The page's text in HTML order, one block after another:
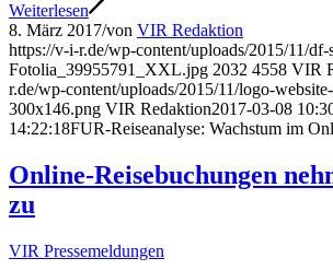
Weiterlesen
8. März 2017/von VIR Redaktion
https://v-i-r.de/wp-content/uploads/2015/11/
Fotolia_39955791_XXL.jpg 2032 4558 VIR
r.de/wp-content/uploads/2015/11/logo-
300x146.png VIR Redaktion2017-03-08
14:22:18FUR-Reiseanalyse: Wachstum im
Online-Reisebuchungen
zu
VIR Pressemeldungen